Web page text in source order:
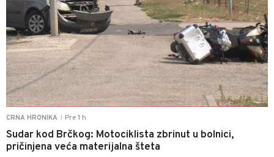
CRNA HRONIKA Pre 1 h
Sudar kod Brčkog: Motociklista zbrinut u bolnici,
pričinjena veća materijalna šteta